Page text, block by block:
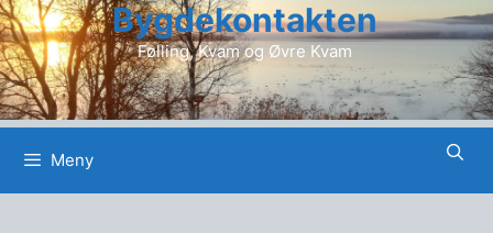
Hopp
til
innhold
Bygdekontakten
Følling, Kvam og Øvre Kvam
Meny